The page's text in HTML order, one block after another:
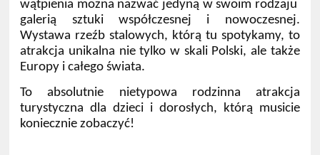
wątpienia można nazwać jedyną w swoim rodzaju
galerią sztuki współczesnej i nowoczesnej.
Wystawa rzeźb stalowych, którą tu spotykamy, to
atrakcja unikalna nie tylko w skali Polski, ale także
Europy i całego świata.
To absolutnie nietypowa rodzinna atrakcja
turystyczna dla dzieci i dorosłych, którą musicie
koniecznie zobaczyć!